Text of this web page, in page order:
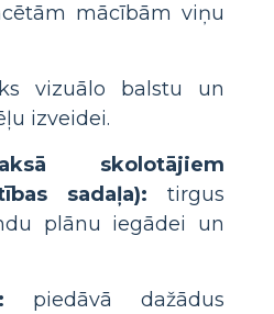
mācībām viņu
vizuālo balstu un
izveidei.
skolotājiem
sadaļa): tirgus
plānu iegādei un
piedāvā dažādus